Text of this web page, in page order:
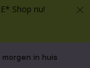
Shop nu!
in huis